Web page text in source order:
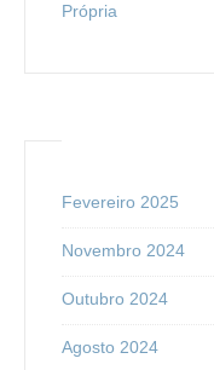
Própria
Fevereiro 2025
Novembro 2024
Outubro 2024
Agosto 2024